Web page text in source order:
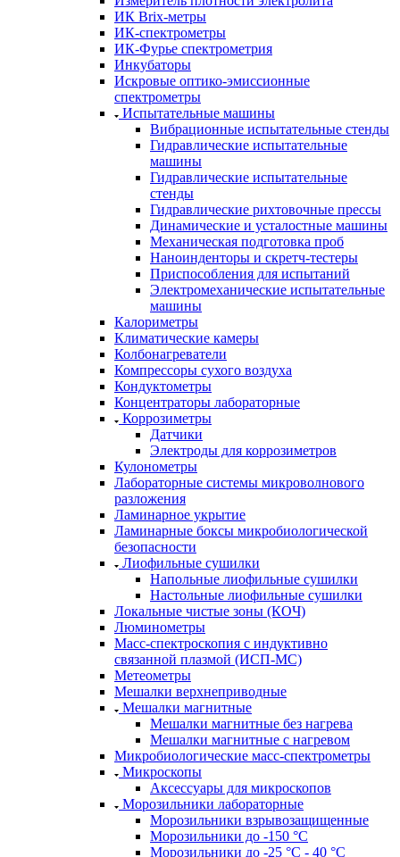
ИК Brix-метры
ИК-спектрометры
ИК-Фурье спектрометрия
Инкубаторы
Искровые оптико-эмиссионные
спектрометры
Испытательные машины
Вибрационные испытательные стенды
Гидравлические испытательные
машины
Гидравлические испытательные
стенды
Гидравлические рихтовочные прессы
Динамические и усталостные машины
Механическая подготовка проб
Наноинденторы и скретч-тестеры
Приспособления для испытаний
Электромеханические испытательные
машины
Калориметры
Климатические камеры
Колбонагреватели
Компрессоры сухого воздуха
Кондуктометры
Концентраторы лабораторные
Коррозиметры
Датчики
Электроды для коррозиметров
Кулонометры
Лабораторные системы микроволнового
разложения
Ламинарное укрытие
Ламинарные боксы микробиологической
безопасности
Лиофильные сушилки
Напольные лиофильные сушилки
Настольные лиофильные сушилки
Локальные чистые зоны (КОЧ)
Люминометры
Масс-спектроскопия с индуктивно
связанной плазмой (ИСП-МС)
Метеометры
Мешалки верхнеприводные
Мешалки магнитные
Мешалки магнитные без нагрева
Мешалки магнитные с нагревом
Микробиологические масс-спектрометры
Микроскопы
Аксессуары для микроскопов
Морозильники лабораторные
Морозильники взрывозащищенные
Морозильники до -150 °С
Морозильники до -25 °С - 40 °С